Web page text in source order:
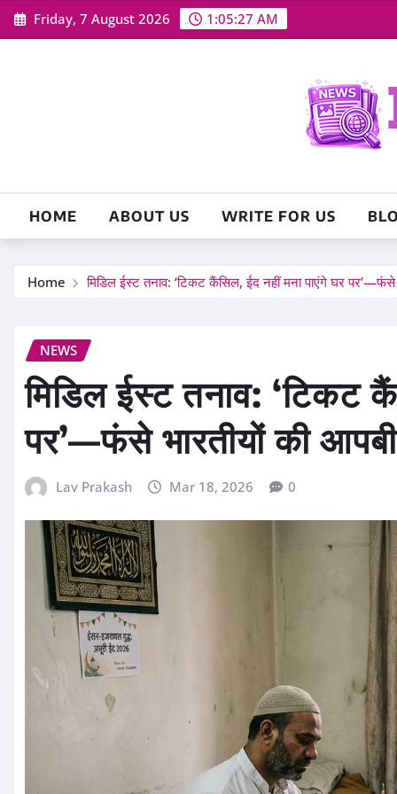
Skip
to
Friday, 7 August 2026 1:05:28 AM
HOME ABOUT US WRITE FOR US
Home मिडिल ईस्ट तनाव: ‘टिकट कैंसिल, ईद नहीं मना पाएंगे घर पर’—फंसे
NEWS
मिडिल ईस्ट तनाव: ‘टिकट
पर’—फंसे भारतीयों की
Lav Prakash Mar 18, 2026 0